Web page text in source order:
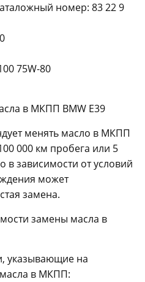
номер: 83 22 9
75W-80
в МКПП BMW E39
менять масло в МКПП
000 км пробега или 5
в зависимости от условий
может
замена.
замены масла в
указывающие на
в МКПП: